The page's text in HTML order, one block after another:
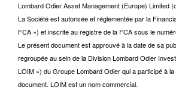
Lombard Odier Asset Management (Europe) Limited
La Société est autorisée et réglementée par la
FCA ») et inscrite au registre de la FCA sous le
Le présent document est approuvé à la date de sa
regroupée au sein de la Division Lombard Odier
LOIM ») du Groupe Lombard Odier qui a participé à
document. LOIM est un nom commercial.